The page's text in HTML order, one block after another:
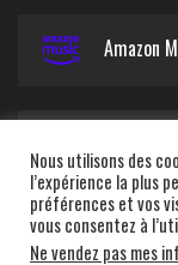
Amazon
Deezer
Nous utilisons des
l’expérience la plus
préférences et vos
vous consentez à
Ne vendez pas mes